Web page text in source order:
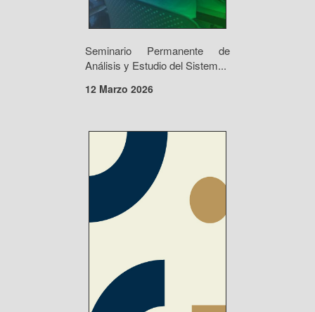
Seminario Permanente de
Análisis y Estudio del Sistem...
12 Marzo 2026